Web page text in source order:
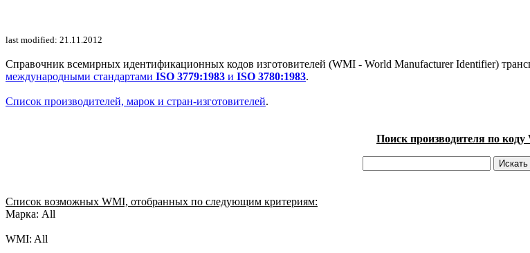
last modified: 21.11.2012
Справочник всемирных идентификационных кодов изготовителей (WMI - World Manufacturer Identifier)
международными стандартами ISO 3779:1983 и ISO 3780:1983.
Список производителей, марок и стран-изготовителей.
Поиск производителя по
Список возможных WMI, отобранных по следующим критериям:
Марка: All
WMI: All